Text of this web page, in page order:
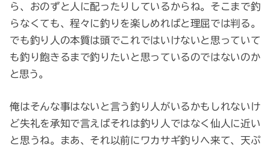
ら、おのずと人に配ったりしているからね。そこまで釣
らなくても、程々に釣りを楽しめればと理屈では判る。
でも釣り人の本質は頭でこれではいけないと思っていて
も釣り飽きるまで釣りたいと思っているのではないのか
と思う。
俺はそんな事はないと言う釣り人がいるかもしれないけ
ど失礼を承知で言えばそれは釣り人ではなく仙人に近い
と思うね。まあ、それ以前にワカサギ釣りへ来て、天ぷ